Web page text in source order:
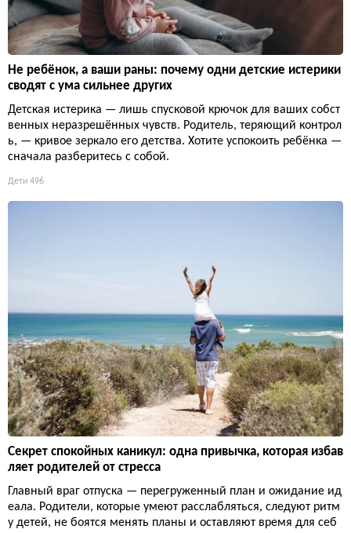
Не ребёнок, а ваши раны: почему одни детские истерики
сводят с ума сильнее других
Детская истерика — лишь спусковой крючок для ваших собст
венных неразрешённых чувств. Родитель, теряющий контрол
ь, — кривое зеркало его детства. Хотите успокоить ребёнка —
сначала разберитесь с собой.
Дети 496
Секрет спокойных каникул: одна привычка, которая избав
ляет родителей от стресса
Главный враг отпуска — перегруженный план и ожидание ид
еала. Родители, которые умеют расслабляться, следуют ритм
у детей, не боятся менять планы и оставляют время для себ